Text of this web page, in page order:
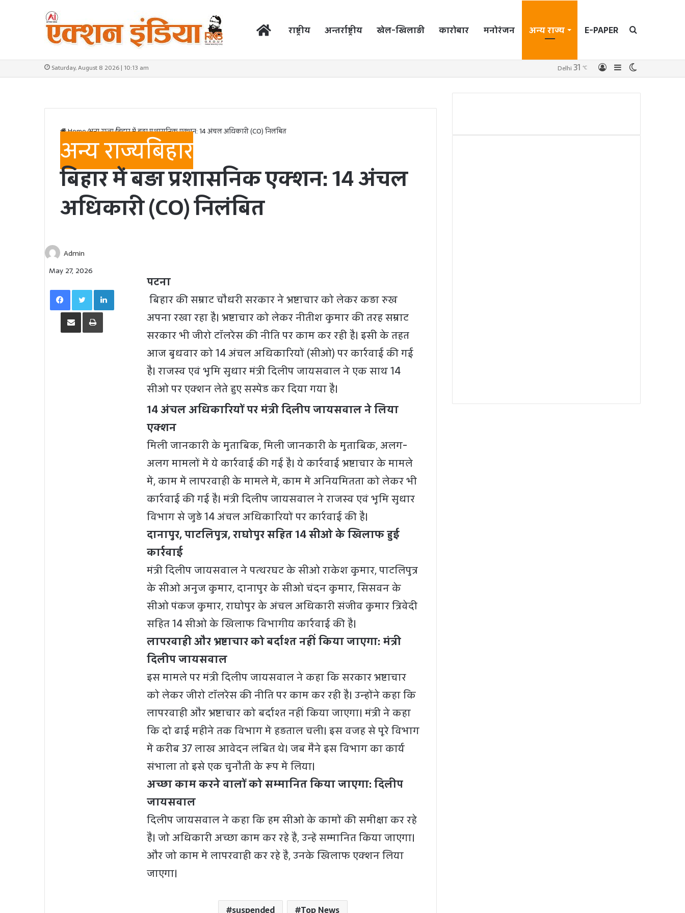
राष्ट्रीय अन्तर्राष्ट्रीय खेल-खिलाड़ी कारोबार मनोरंजन अन्य राज्य E-PAPER Search
Saturday, August 8 2026 | 10:13 am Sidebar
Log
Delhi 31 ℃
Home/अन्य राज्य/बिहार में बड़ा प्रशासनिक एक्शन: 14 अंचल अधिकारी (CO) निलंबित
अन्य राज्यबिहार
बिहार में बड़ा प्रशासनिक एक्शन: 14 अंचल
अधिकारी (CO) निलंबित
पटना
बिहार की सम्राट चौधरी सरकार ने भ्रष्टाचार को लेकर कड़ा रुख
अपना रखा रहा है। भ्रष्टाचार को लेकर नीतीश कुमार की तरह सम्राट
सरकार भी जीरो टॉलरेंस की नीति पर काम कर रही है। इसी के तहत
आज बुधवार को 14 अंचल अधिकारियों (सीओ) पर कार्रवाई की गई
है। राजस्व एवं भूमि सुधार मंत्री दिलीप जायसवाल ने एक साथ 14
सीओ पर एक्शन लेते हुए सस्पेंड कर दिया गया है।
14 अंचल अधिकारियों पर मंत्री दिलीप जायसवाल ने लिया
एक्शन
मिली जानकारी के मुताबिक, मिली जानकारी के मुताबिक, अलग-
अलग मामलों में ये कार्रवाई की गई है। ये कार्रवाई भ्रष्टाचार के मामले
में, काम में लापरवाही के मामले में, काम में अनियमितता को लेकर भी
कार्रवाई की गई है। मंत्री दिलीप जायसवाल ने राजस्व एवं भूमि सुधार
विभाग से जुड़े 14 अंचल अधिकारियों पर कार्रवाई की है।
दानापुर, पाटलिपुत्र, राघोपुर सहित 14 सीओ के खिलाफ हुई
कार्रवाई
मंत्री दिलीप जायसवाल ने पत्थरघट के सीओ राकेश कुमार, पाटलिपुत्र
के सीओ अनुज कुमार, दानापुर के सीओ चंदन कुमार, सिसवन के
सीओ पंकज कुमार, राघोपुर के अंचल अधिकारी संजीव कुमार त्रिवेदी
सहित 14 सीओ के खिलाफ विभागीय कार्रवाई की है।
लापरवाही और भ्रष्टाचार को बर्दाश्त नहीं किया जाएगा: मंत्री
दिलीप जायसवाल
इस मामले पर मंत्री दिलीप जायसवाल ने कहा कि सरकार भ्रष्टाचार
को लेकर जीरो टॉलरेंस की नीति पर काम कर रही है। उन्होंने कहा कि
लापरवाही और भ्रष्टाचार को बर्दाश्त नहीं किया जाएगा। मंत्री ने कहा
कि दो ढाई महीने तक विभाग में हड़ताल चली। इस वजह से पूरे विभाग
में करीब 37 लाख आवेदन लंबित थे। जब मैंने इस विभाग का कार्य
संभाला तो इसे एक चुनौती के रूप में लिया।
अच्छा काम करने वालों को सम्मानित किया जाएगा: दिलीप
जायसवाल
दिलीप जायसवाल ने कहा कि हम सीओ के कामों की समीक्षा कर रहे
हैं। जो अधिकारी अच्छा काम कर रहे हैं, उन्हें सम्मानित किया जाएगा।
और जो काम में लापरवाही कर रहे हैं, उनके खिलाफ एक्शन लिया
जाएगा।
suspended Top News
Admin
May 27, 2026
Facebook Twitter LinkedIn
Share via Email Print